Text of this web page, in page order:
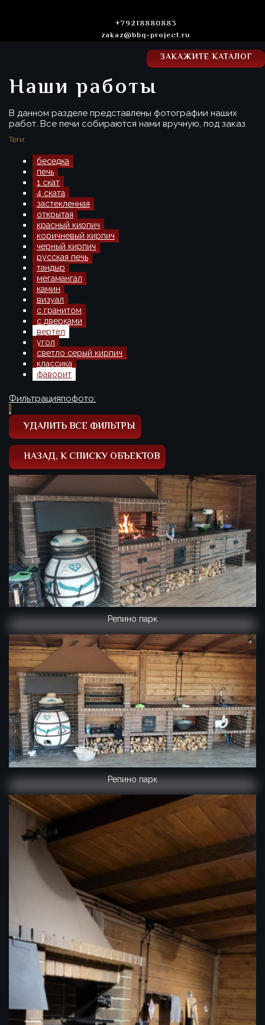
+79218880883
zakaz@bbq-project.ru
ЗАКАЖИТЕ КАТАЛОГ
Наши работы
В данном разделе представлены фотографии наших
работ. Все печи собираются нами вручную, под заказ.
Теги:
беседка
печь
1 скат
4 ската
застекленная
открытая
красный кирпич
коричневый кирпич
черный кирпич
русская печь
тандыр
мегамангал
камин
визуал
с гранитом
с дверками
вертел
угол
светло серый кирпич
классика
фаворит
УДАЛИТЬ ВСЕ ФИЛЬТРЫ
НАЗАД, К СПИСКУ ОБЪЕКТОВ
Репино парк
Репино парк